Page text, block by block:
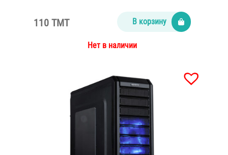
110 TMT В корзину
Нет в наличии